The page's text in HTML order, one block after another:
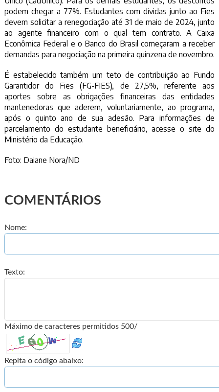
podem chegar a 77%. Estudantes com dívidas junto ao Fies
devem solicitar a renegociação até 31 de maio de 2024, junto
ao agente financeiro com o qual tem contrato. A Caixa
Econômica Federal e o Banco do Brasil começaram a receber
demandas para negociação na primeira quinzena de novembro.
É estabelecido também um teto de contribuição ao Fundo
Garantidor do Fies (FG-FIES), de 27,5%, referente aos
aportes sobre as obrigações financeiras das entidades
mantenedoras que aderem, voluntariamente, ao programa,
após o quinto ano de sua adesão. Para informações de
parcelamento do estudante beneficiário, acesse o site do
Ministério da Educação.
Foto: Daiane Nora/ND
COMENTÁRIOS
Nome:
Texto:
Máximo de caracteres permitidos 500/
Repita o código abaixo: